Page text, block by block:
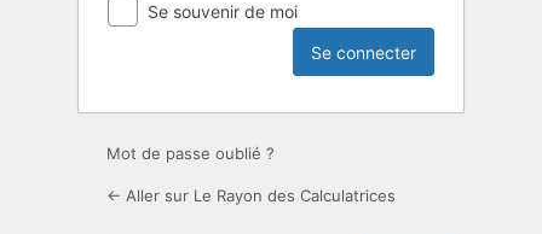
Se souvenir de moi
Mot de passe oublié ?
← Aller sur Le Rayon des Calculatrices